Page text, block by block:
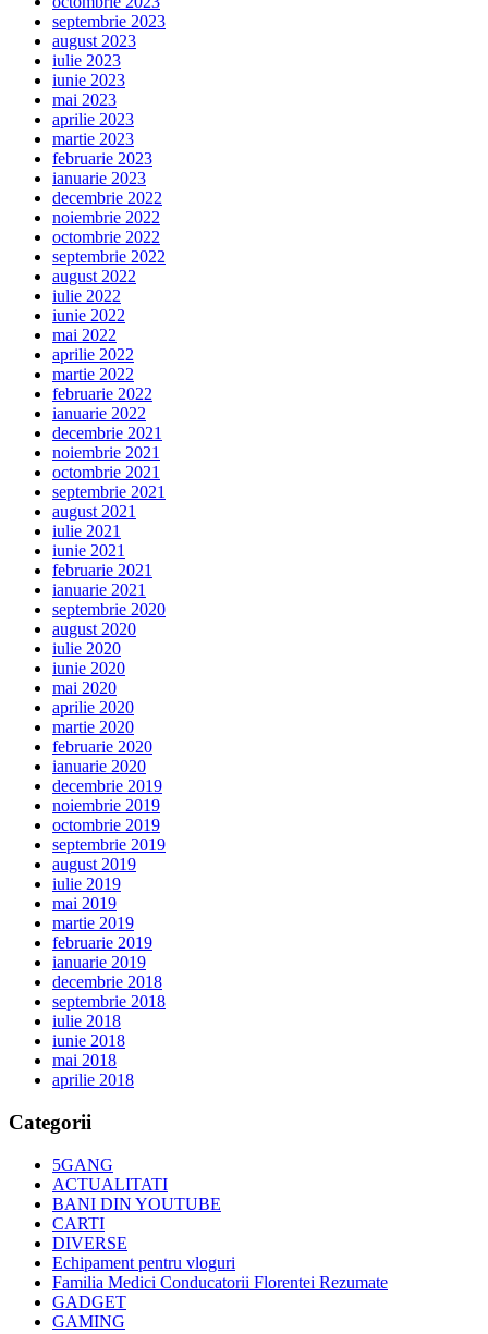
septembrie 2023
august 2023
iulie 2023
iunie 2023
mai 2023
aprilie 2023
martie 2023
februarie 2023
ianuarie 2023
decembrie 2022
noiembrie 2022
octombrie 2022
septembrie 2022
august 2022
iulie 2022
iunie 2022
mai 2022
aprilie 2022
martie 2022
februarie 2022
ianuarie 2022
decembrie 2021
noiembrie 2021
octombrie 2021
septembrie 2021
august 2021
iulie 2021
iunie 2021
februarie 2021
ianuarie 2021
septembrie 2020
august 2020
iulie 2020
iunie 2020
mai 2020
aprilie 2020
martie 2020
februarie 2020
ianuarie 2020
decembrie 2019
noiembrie 2019
octombrie 2019
septembrie 2019
august 2019
iulie 2019
mai 2019
martie 2019
februarie 2019
ianuarie 2019
decembrie 2018
septembrie 2018
iulie 2018
iunie 2018
mai 2018
aprilie 2018
Categorii
5GANG
ACTUALITATI
BANI DIN YOUTUBE
CARTI
DIVERSE
Echipament pentru vloguri
Familia Medici Conducatorii Florentei Rezumate
GADGET
GAMING